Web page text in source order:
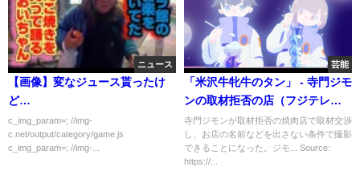
ニュース
【画像】変なジュース貰ったけ
ど…
c_img_param=; //img-
c.net/output/category/game.js
c_img_param=; //img-...
芸能
「米沢牛牝牛のタン」 - 寺門ジモ
ンの取材拒否の店（フジテレ
ビ）
寺門ジモンが取材拒否の焼肉店で取材交渉
し、お店の名前などを出さない条件で撮影
できることになった。ジモ... Source:
https://...